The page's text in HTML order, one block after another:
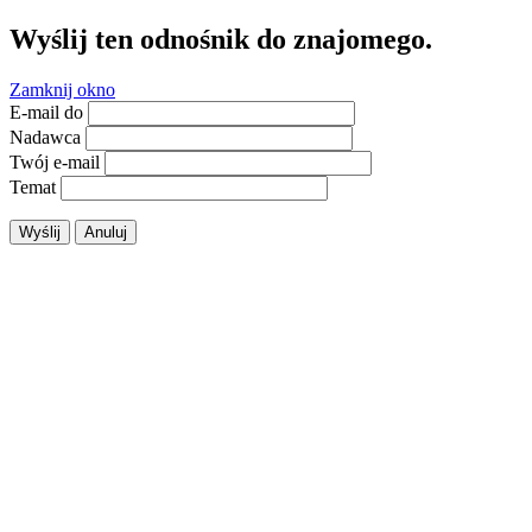
Wyślij ten odnośnik do znajomego.
Zamknij okno
E-mail do
Nadawca
Twój e-mail
Temat
Wyślij Anuluj